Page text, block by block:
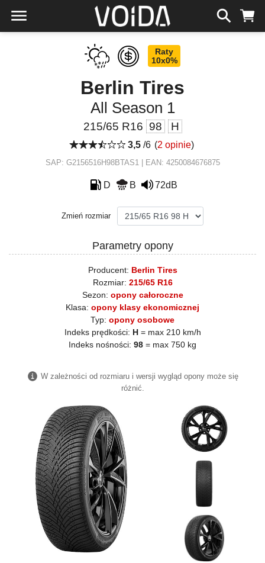
Raty
10x0%
Berlin Tires
All Season 1
215/65 R16 98 H
3,5/6 (2 opinie)
SAP: G2156516H98BTAS1 | EAN: 4250084676875
D B 72dB
Zmień rozmiar
Parametry opony
Producent: Berlin Tires
Rozmiar: 215/65 R16
Sezon: opony całoroczne
Klasa: opony klasy ekonomicznej
Typ: opony osobowe
Indeks prędkości: H= max 210 km/h
Indeks nośności: 98 = max 750 kg
W zależności od rozmiaru i wersji wygląd opony może się
różnić.